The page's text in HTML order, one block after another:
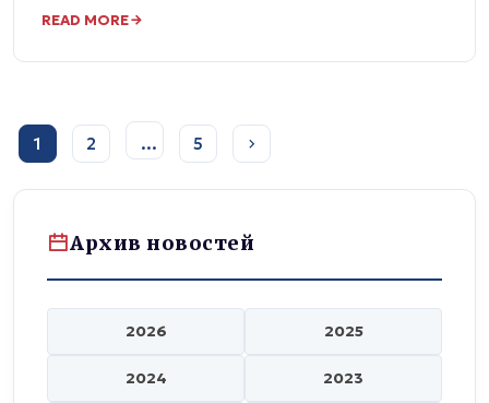
READ MORE
1 2 … 5
Архив новостей
2026 2025
2024 2023